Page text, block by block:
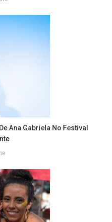
Ana Gabriela No Festival